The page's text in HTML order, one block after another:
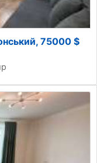
75000 $